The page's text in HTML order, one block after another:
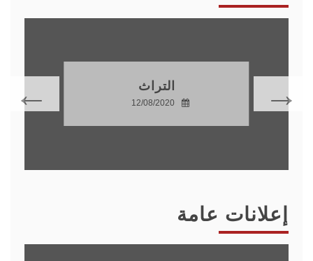
التراث
12/08/2020
إعلانات عامة